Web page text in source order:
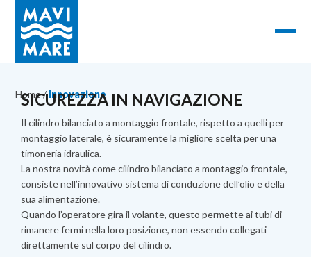
Home/ Innovazione
SICUREZZA IN NAVIGAZIONE
Il cilindro bilanciato a montaggio frontale, rispetto a quelli per
montaggio laterale, è sicuramente la migliore scelta per una
timoneria idraulica.
La nostra novità come cilindro bilanciato a montaggio frontale,
consiste nell’innovativo sistema di conduzione dell’olio e della
sua alimentazione.
Quando l’operatore gira il volante, questo permette ai tubi di
rimanere fermi nella loro posizione, non essendo collegati
direttamente sul corpo del cilindro.